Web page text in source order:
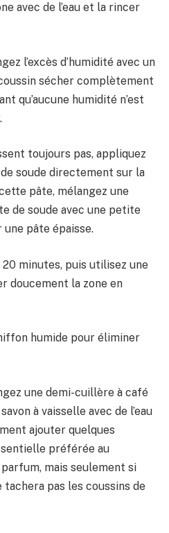
avec de l’eau et la rincer
l’excès d’humidité avec un
sécher complètement
qu’aucune humidité n’est
toujours pas, appliquez
soude directement sur la
pâte, mélangez une
de soude avec une petite
une pâte épaisse.
20 minutes, puis utilisez une
doucement la zone en
humide pour éliminer
une demi-cuillère à café
à vaisselle avec de l’eau
ajouter quelques
préférée au
mais seulement si
pas les coussins de